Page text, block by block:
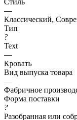
—
Классический,
Тип
?
Text
—
Кровать
Вид выпуска товара
—
Фабричное
Форма поставки
?
Разобранная или